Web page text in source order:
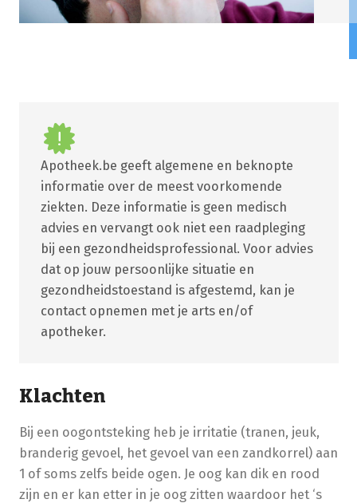
Apotheek.be geeft algemene en beknopte
informatie over de meest voorkomende
ziekten. Deze informatie is geen medisch
advies en vervangt ook niet een raadpleging
bij een gezondheidsprofessional. Voor advies
dat op jouw persoonlijke situatie en
gezondheidstoestand is afgestemd, kan je
contact opnemen met je arts en/of
apotheker.
Klachten
Bij een oogontsteking heb je irritatie (tranen, jeuk,
branderig gevoel, het gevoel van een zandkorrel) aan
1 of soms zelfs beide ogen. Je oog kan dik en rood
zijn en er kan etter in je oog zitten waardoor het ‘s